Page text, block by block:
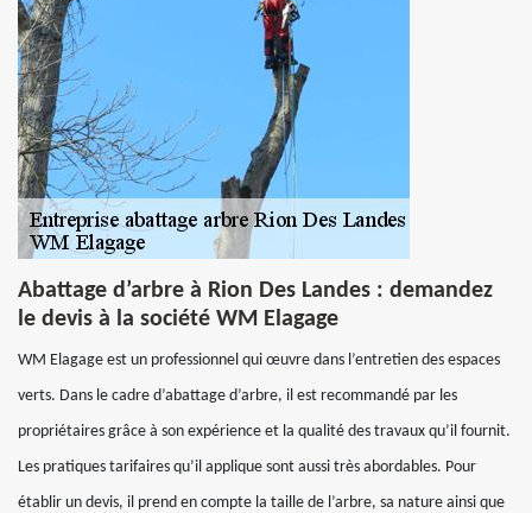
Abattage d’arbre à Rion Des Landes : demandez
le devis à la société WM Elagage
WM Elagage est un professionnel qui œuvre dans l’entretien des espaces
verts. Dans le cadre d’abattage d’arbre, il est recommandé par les
propriétaires grâce à son expérience et la qualité des travaux qu’il fournit.
Les pratiques tarifaires qu’il applique sont aussi très abordables. Pour
établir un devis, il prend en compte la taille de l’arbre, sa nature ainsi que